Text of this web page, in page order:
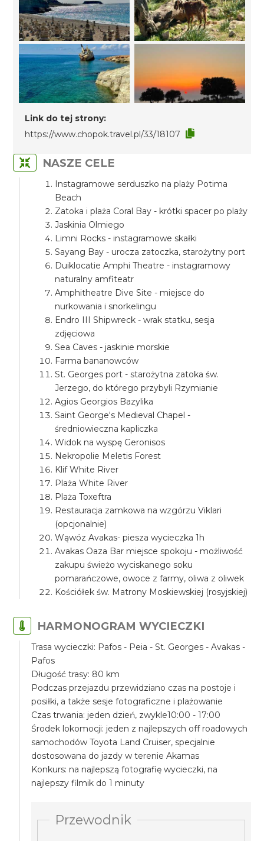
Link do tej strony:
https://www.chopok.travel.pl/33/18107
NASZE CELE
Instagramowe serduszko na plaży Potima
Beach
Zatoka i plaża Coral Bay - krótki spacer po plaży
Jaskinia Olmiego
Limni Rocks - instagramowe skałki
Sayang Bay - urocza zatoczka, starożytny port
Duiklocatie Amphi Theatre - instagramowy
naturalny amfiteatr
Amphitheatre Dive Site - miejsce do
nurkowania i snorkelingu
Endro III Shipwreck - wrak statku, sesja
zdjęciowa
Sea Caves - jaskinie morskie
Farma bananowców
St. Georges port - starożytna zatoka św.
Jerzego, do którego przybyli Rzymianie
Agios Georgios Bazylika
Saint George's Medieval Chapel -
średniowieczna kapliczka
Widok na wyspę Geronisos
Nekropolie Meletis Forest
Klif White River
Plaża White River
Plaża Toxeftra
Restauracja zamkowa na wzgórzu Viklari
(opcjonalnie)
Wąwóz Avakas- piesza wycieczka 1h
Avakas Oaza Bar miejsce spokoju - możliwość
zakupu świeżo wyciskanego soku
pomarańczowe, owoce z farmy, oliwa z oliwek
Kościółek św. Matrony Moskiewskiej (rosyjskiej)
HARMONOGRAM WYCIECZKI
Trasa wycieczki: Pafos - Peia - St. Georges - Avakas -
Pafos
Długość trasy: 80 km
Podczas przejazdu przewidziano czas na postoje i
posiłki, a także sesje fotograficzne i plażowanie
Czas trwania: jeden dzień, zwykle10:00 - 17:00
Środek lokomocji: jeden z najlepszych off roadowych
samochodów Toyota Land Cruiser, specjalnie
dostosowana do jazdy w terenie Akamas
Konkurs: na najlepszą fotografię wycieczki, na
najlepszy filmik do 1 minuty
Przewodnik